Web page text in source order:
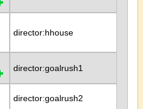
director:hhouse
director:goalrush1
director:goalrush2